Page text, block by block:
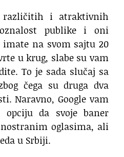
i atraktivnih
publike i oni
na svom sajtu 20
u krug, slabe su vam
To je sada slučaj sa
čega su druga dva
Naravno, Google vam
opciju da svoje baner
oglasima, ali
u Srbiji.